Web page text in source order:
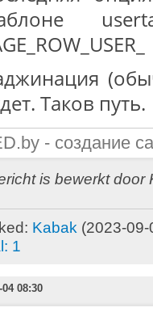
Таков путь.
- создание
is bewerkt door
Kabak (2023-09-
1
04 08:30